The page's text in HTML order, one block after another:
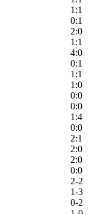
1:1
0:1
2:0
1:1
4:0
0:1
1:1
1:0
0:0
0:0
1:4
0:0
2:1
2:0
2:0
0:0
2-2
1-3
0-2